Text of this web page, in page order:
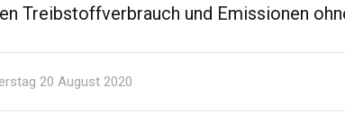
Treibstoffverbrauch und Emissionen
20 August 2020